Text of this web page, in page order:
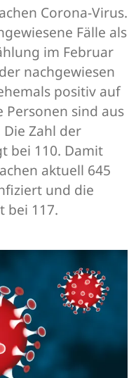
Corona-Virus.
Fälle als
im Februar
nachgewiesen
positiv auf
Personen sind aus
Zahl der
bei 110. Damit
aktuell 645
und die
bei 117.